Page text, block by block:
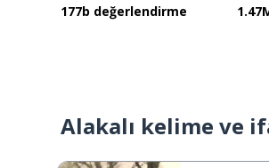
177b değerlendirme
Alakalı kelime ve